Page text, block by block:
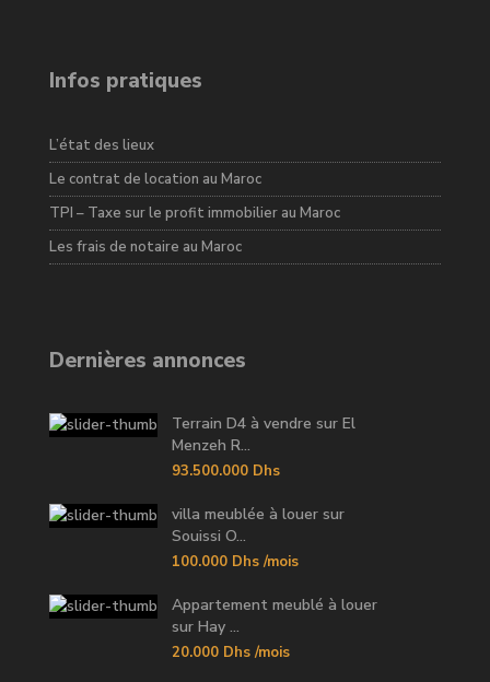
Infos pratiques
L’état des lieux
Le contrat de location au Maroc
TPI – Taxe sur le profit immobilier au Maroc
Les frais de notaire au Maroc
Dernières annonces
Terrain D4 à vendre sur El
Menzeh R...
93.500.000 Dhs
villa meublée à louer sur
Souissi O...
100.000 Dhs /mois
Appartement meublé à louer
sur Hay ...
20.000 Dhs /mois